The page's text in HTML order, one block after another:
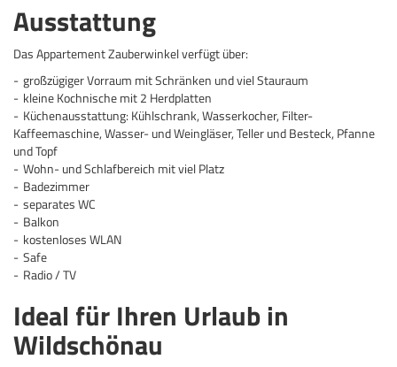
Ausstattung
Das Appartement Zauberwinkel verfügt über:
großzügiger Vorraum mit Schränken und viel Stauraum
kleine Kochnische mit 2 Herdplatten
Küchenausstattung: Kühlschrank, Wasserkocher, Filter-
Kaffeemaschine, Wasser- und Weingläser, Teller und Besteck, Pfanne
und Topf
Wohn- und Schlafbereich mit viel Platz
Badezimmer
separates WC
Balkon
kostenloses WLAN
Safe
Radio / TV
Ideal für Ihren Urlaub in
Wildschönau